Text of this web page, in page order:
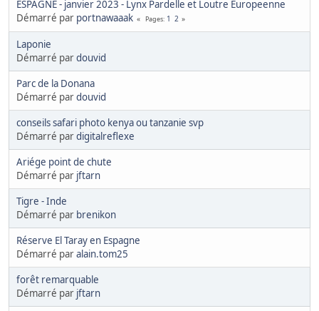
ESPAGNE - janvier 2023 - Lynx Pardelle et Loutre Europeenne
Démarré par portnawaaak Pages 1 2
Laponie
Démarré pardouvid
Parc de la Donana
Démarré pardouvid
conseils safari photo kenya ou tanzanie svp
Démarré pardigitalreflexe
Ariége point de chute
Démarré par jftarn
Tigre - Inde
Démarré par brenikon
Réserve El Taray en Espagne
Démarré paralain.tom25
forêt remarquable
Démarré par jftarn